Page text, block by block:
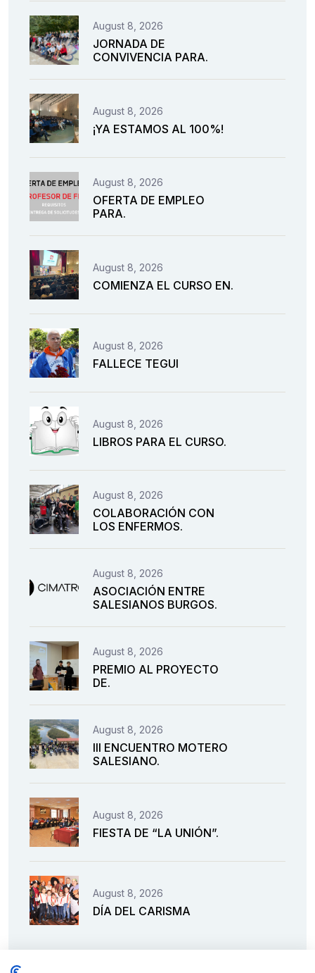
August 8, 2026
JORNADA DE
CONVIVENCIA PARA.
August 8, 2026
¡YA ESTAMOS AL 100%!
August 8, 2026
OFERTA DE EMPLEO
PARA.
August 8, 2026
COMIENZA EL CURSO EN.
August 8, 2026
FALLECE TEGUI
August 8, 2026
LIBROS PARA EL CURSO.
August 8, 2026
COLABORACIÓN CON
LOS ENFERMOS.
August 8, 2026
ASOCIACIÓN ENTRE
SALESIANOS BURGOS.
August 8, 2026
PREMIO AL PROYECTO
DE.
August 8, 2026
III ENCUENTRO MOTERO
SALESIANO.
August 8, 2026
FIESTA DE “LA UNIÓN”.
August 8, 2026
DÍA DEL CARISMA